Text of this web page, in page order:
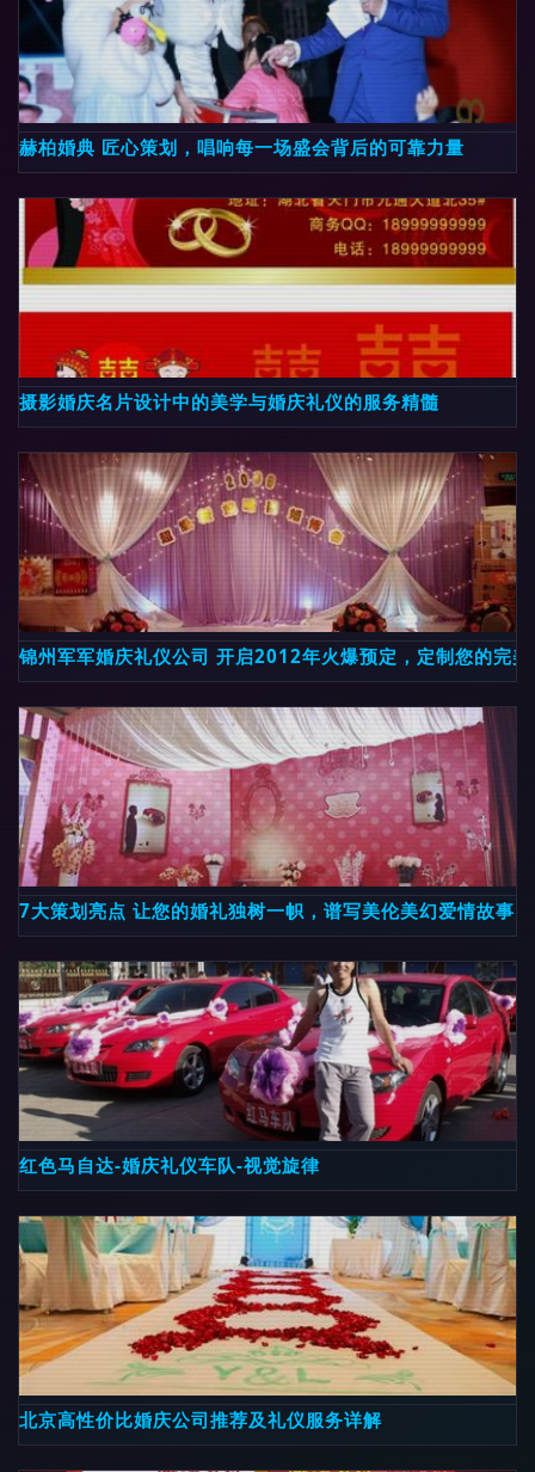
赫柏婚典 匠心策划，唱响每一场盛会背后的可靠力量
摄影婚庆名片设计中的美学与婚庆礼仪的服务精髓
锦州军军婚庆礼仪公司 开启2012年火爆预定，定制您的完
7大策划亮点 让您的婚礼独树一帜，谱写美伦美幻爱情故事
红色马自达-婚庆礼仪车队-视觉旋律
北京高性价比婚庆公司推荐及礼仪服务详解